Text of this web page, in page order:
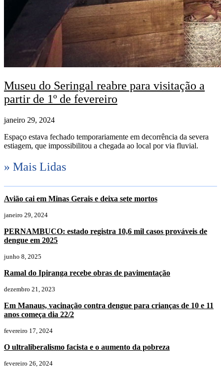
Museu do Seringal reabre para visitação a
partir de 1º de fevereiro
janeiro 29, 2024
Espaço estava fechado temporariamente em decorrência da severa
estiagem, que impossibilitou a chegada ao local por via fluvial.
» Mais Lidas
Avião cai em Minas Gerais e deixa sete mortos
janeiro 29, 2024
PERNAMBUCO: estado registra 10,6 mil casos prováveis de
dengue em 2025
junho 8, 2025
Ramal do Ipiranga recebe obras de pavimentação
dezembro 21, 2023
Em Manaus, vacinação contra dengue para crianças de 10 e 11
anos começa dia 22/2
fevereiro 17, 2024
O ultraliberalismo facista e o aumento da pobreza
fevereiro 26, 2024